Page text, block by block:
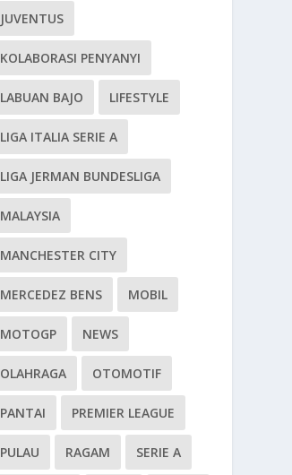
JUVENTUS
KOLABORASI PENYANYI
LABUAN BAJO LIFESTYLE
LIGA ITALIA SERIE A
LIGA JERMAN BUNDESLIGA
MALAYSIA
MANCHESTER CITY
MERCEDEZ BENS MOBIL
MOTOGP NEWS
OLAHRAGA OTOMOTIF
PANTAI PREMIER LEAGUE
PULAU RAGAM SERIE A